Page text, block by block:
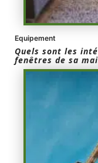
Equipement
Quels sont les
fenêtres de sa